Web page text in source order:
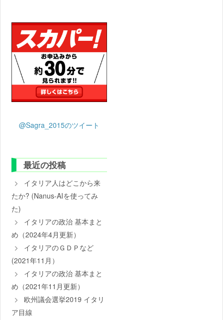
@Sagra_2015のツイート
最近の投稿
イタリア人はどこから来
たか? (Nanus-AIを使ってみ
た)
イタリアの政治 基本まと
め（2024年4月更新）
イタリアのＧＤＰなど
(2021年11月）
イタリアの政治 基本まと
め（2021年11月更新）
欧州議会選挙2019 イタリ
ア目線